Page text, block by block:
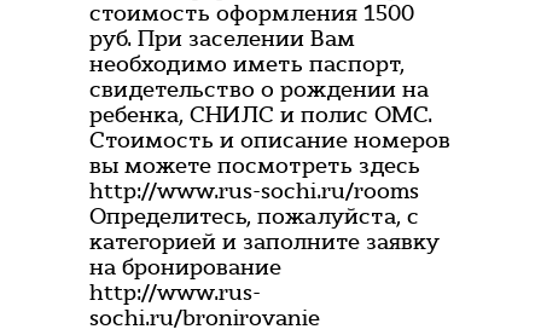
стоимость оформления 1500
руб. При заселении Вам
необходимо иметь паспорт,
свидетельство о рождении на
ребенка, СНИЛС и полис ОМС.
Стоимость и описание номеров
вы можете посмотреть здесь
http://www.rus-sochi.ru/rooms
Определитесь, пожалуйста, с
категорией и заполните заявку
на бронирование
http://www.rus-
sochi.ru/bronirovanie